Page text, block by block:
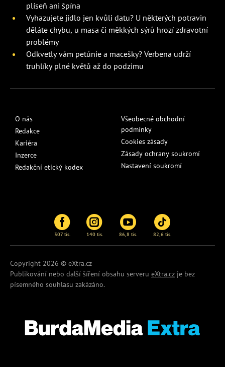
plíseň ani špína
Vyhazujete jídlo jen kvůli datu? U některých potravin
děláte chybu, u masa či měkkých sýrů hrozí zdravotní
problémy
Odkvetly vám petúnie a macešky? Verbena udrží
truhlíky plné květů až do podzimu
O nás
Redakce
Kariéra
Inzerce
Redakční etický kodex
Všeobecné obchodní
podmínky
Cookies zásady
Zásady ochrany soukromí
Nastavení soukromí
307 tis. 140 tis. 86,8 tis. 82,6 tis.
Copyright 2026 © eXtra.cz
Publikování nebo další šíření obsahu serveru eXtra.cz je bez
písemného souhlasu zakázáno.